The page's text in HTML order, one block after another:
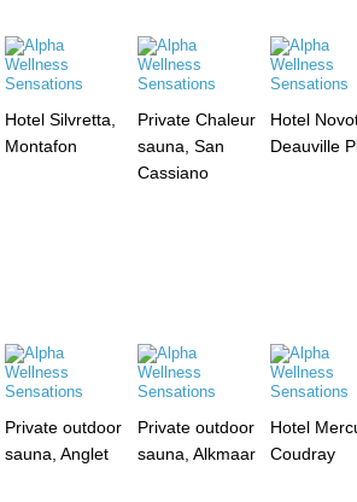
Hotel Silvretta,
Montafon
Private Chaleur
sauna, San
Cassiano
Hotel
Deauville
Private outdoor
sauna, Anglet
Private outdoor
sauna, Alkmaar
Hotel
Coudray